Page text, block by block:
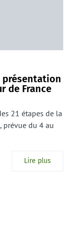
présentation
de France
21 étapes de la
prévue du 4 au
Lire plus